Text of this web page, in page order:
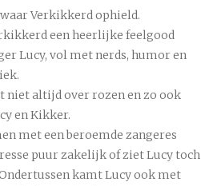
Verkikkerd ophield.
een heerlijke feelgood
Lucy, vol met nerds, humor en
niet altijd over rozen en zo ook
en Kikker.
met een beroemde zangeres
puur zakelijk of ziet Lucy toch
kamt Lucy ook met